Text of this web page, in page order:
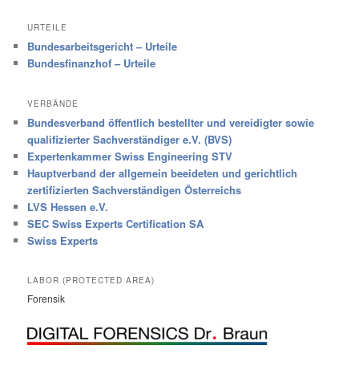
URTEILE
Bundesarbeitsgericht – Urteile
Bundesfinanzhof – Urteile
VERBÄNDE
Bundesverband öffentlich bestellter und vereidigter sowie
qualifizierter Sachverständiger e.V. (BVS)
Expertenkammer Swiss Engineering STV
Hauptverband der allgemein beeideten und gerichtlich
zertifizierten Sachverständigen Österreichs
LVS Hessen e.V.
SEC Swiss Experts Certification SA
Swiss Experts
LABOR (PROTECTED AREA)
Forensik